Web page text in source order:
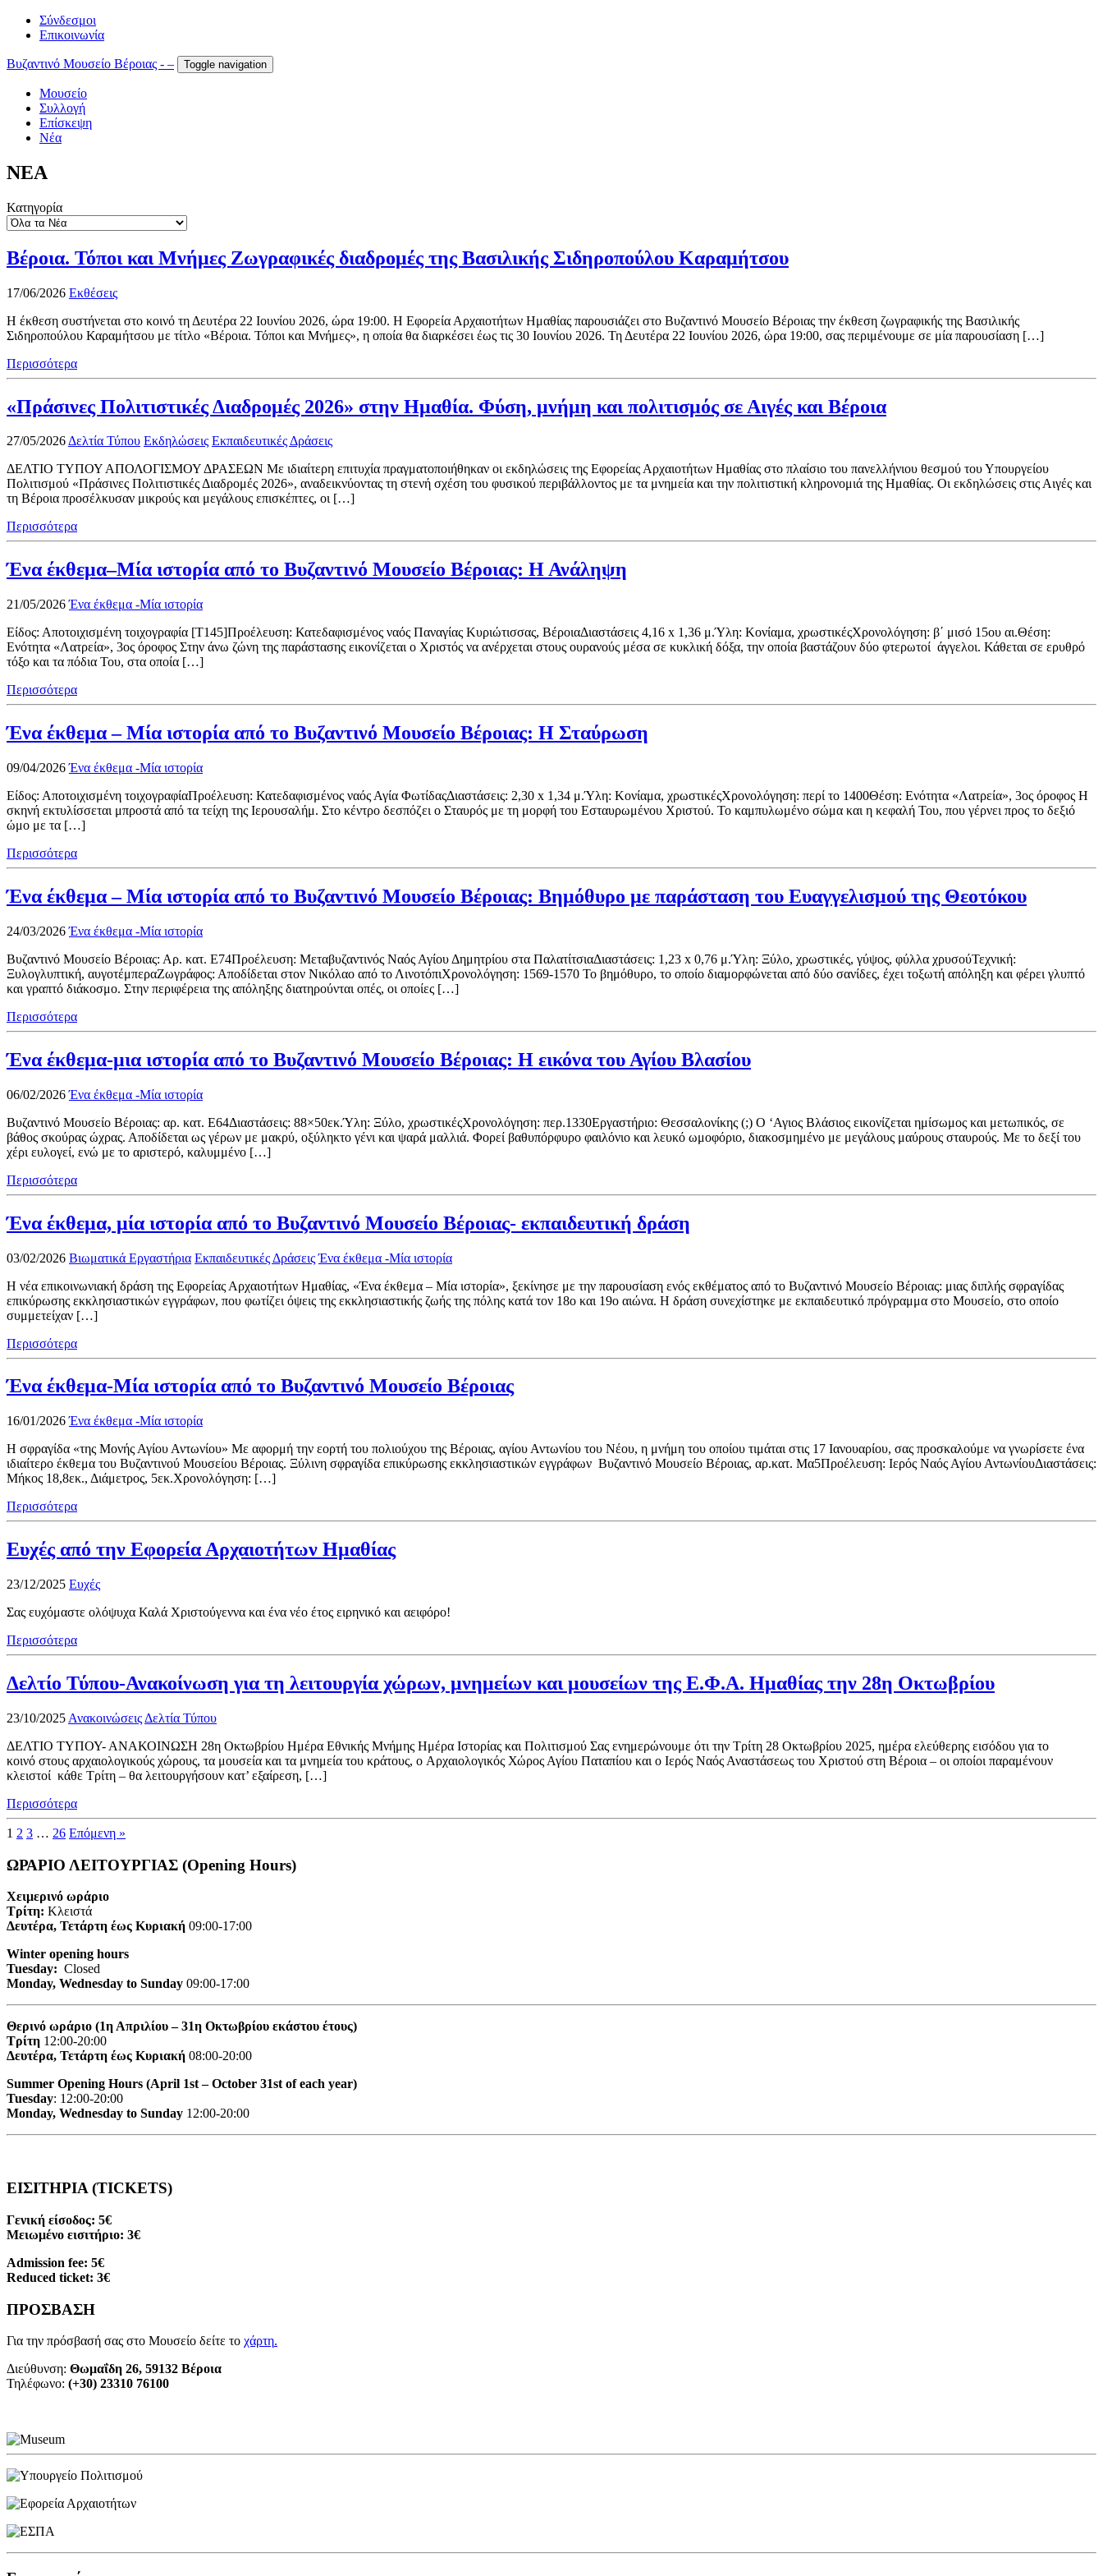
Σύνδεσμοι
Επικοινωνία
Βυζαντινό Μουσείο Βέροιας - – Toggle navigation
Μουσείο
Συλλογή
Επίσκεψη
Νέα
ΝΕΑ
Κατηγορία
Βέροια. Τόποι και Μνήμες Ζωγραφικές διαδρομές της Βασιλικής Σιδηροπούλου Καραμήτσου
17/06/2026 Εκθέσεις
Η έκθεση συστήνεται στο κοινό τη Δευτέρα 22 Ιουνίου 2026, ώρα 19:00. Η Εφορεία Αρχαιοτήτων Ημαθίας παρουσιάζει στο Βυζαντινό Μουσείο Βέροιας την έκθεση ζωγραφικής της Βασιλικής
Σιδηροπούλου Καραμήτσου με τίτλο «Βέροια. Τόποι και Μνήμες», η οποία θα διαρκέσει έως τις 30 Ιουνίου 2026. Τη Δευτέρα 22 Ιουνίου 2026, ώρα 19:00, σας περιμένουμε σε μία παρουσίαση […]
Περισσότερα
«Πράσινες Πολιτιστικές Διαδρομές 2026» στην Ημαθία. Φύση, μνήμη και πολιτισμός σε Αιγές και Βέροια
27/05/2026Δελτία Τύπου Εκδηλώσεις Εκπαιδευτικές Δράσεις
ΔΕΛΤΙΟ ΤΥΠΟΥ ΑΠΟΛΟΓΙΣΜΟΥ ΔΡΑΣΕΩΝ Με ιδιαίτερη επιτυχία πραγματοποιήθηκαν οι εκδηλώσεις της Εφορείας Αρχαιοτήτων Ημαθίας στο πλαίσιο του πανελλήνιου θεσμού του Υπουργείου
Πολιτισμού «Πράσινες Πολιτιστικές Διαδρομές 2026», αναδεικνύοντας τη στενή σχέση του φυσικού περιβάλλοντος με τα μνημεία και την πολιτιστική κληρονομιά της Ημαθίας. Οι εκδηλώσεις στις Αιγές και
τη Βέροια προσέλκυσαν μικρούς και μεγάλους επισκέπτες, οι […]
Περισσότερα
Ένα έκθεμα–Μία ιστορία από το Βυζαντινό Μουσείο Βέροιας: Η Ανάληψη
21/05/2026 Ένα έκθεμα -Μία ιστορία
Είδος: Αποτοιχισμένη τοιχογραφία [Τ145]Προέλευση: Κατεδαφισμένος ναός Παναγίας Κυριώτισσας, ΒέροιαΔιαστάσεις 4,16 x 1,36 μ.Ύλη: Κονίαμα, χρωστικέςΧρονολόγηση: β΄ μισό 15ου αι.Θέση:
Ενότητα «Λατρεία», 3ος όροφος Στην άνω ζώνη της παράστασης εικονίζεται ο Χριστός να ανέρχεται στους ουρανούς μέσα σε κυκλική δόξα, την οποία βαστάζουν δύο φτερωτοί άγγελοι. Κάθεται σε ερυθρό
τόξο και τα πόδια Του, στα οποία […]
Περισσότερα
Ένα έκθεμα – Μία ιστορία από το Βυζαντινό Μουσείο Βέροιας: Η Σταύρωση
09/04/2026 Ένα έκθεμα -Μία ιστορία
Είδος: Αποτοιχισμένη τοιχογραφίαΠροέλευση: Κατεδαφισμένος ναός Αγία ΦωτίδαςΔιαστάσεις: 2,30 x 1,34 μ.Ύλη: Κονίαμα, χρωστικέςΧρονολόγηση: περί το 1400Θέση: Ενότητα «Λατρεία», 3ος όροφος Η
σκηνή εκτυλίσσεται μπροστά από τα τείχη της Ιερουσαλήμ. Στο κέντρο δεσπόζει ο Σταυρός με τη μορφή του Εσταυρωμένου Χριστού. Το καμπυλωμένο σώμα και η κεφαλή Του, που γέρνει προς το δεξιό
ώμο με τα […]
Περισσότερα
Ένα έκθεμα – Μία ιστορία από το Βυζαντινό Μουσείο Βέροιας: Βημόθυρο με παράσταση του Ευαγγελισμού της Θεοτόκου
24/03/2026 Ένα έκθεμα -Μία ιστορία
Βυζαντινό Μουσείο Βέροιας: Αρ. κατ. Ε74Προέλευση: Μεταβυζαντινός Ναός Αγίου Δημητρίου στα ΠαλατίτσιαΔιαστάσεις: 1,23 x 0,76 μ.Ύλη: Ξύλο, χρωστικές, γύψος, φύλλα χρυσούΤεχνική:
Ξυλογλυπτική, αυγοτέμπεραΖωγράφος: Αποδίδεται στον Νικόλαο από το ΛινοτόπιΧρονολόγηση: 1569-1570 Το βημόθυρο, το οποίο διαμορφώνεται από δύο σανίδες, έχει τοξωτή απόληξη και φέρει γλυπτό
και γραπτό διάκοσμο. Στην περιφέρεια της απόληξης διατηρούνται οπές, οι οποίες […]
Περισσότερα
Ένα έκθεμα-μια ιστορία από το Βυζαντινό Μουσείο Βέροιας: Η εικόνα του Αγίου Βλασίου
06/02/2026 Ένα έκθεμα -Μία ιστορία
Βυζαντινό Μουσείο Βέροιας: αρ. κατ. Ε64Διαστάσεις: 88×50εκ.Ύλη: Ξύλο, χρωστικέςΧρονολόγηση: περ.1330Εργαστήριο: Θεσσαλονίκης (;) Ο ‘Αγιος Βλάσιος εικονίζεται ημίσωμος και μετωπικός, σε
βάθος σκούρας ώχρας. Αποδίδεται ως γέρων με μακρύ, οξύληκτο γένι και ψαρά μαλλιά. Φορεί βαθυπόρφυρο φαιλόνιο και λευκό ωμοφόριο, διακοσμημένο με μεγάλους μαύρους σταυρούς. Με το δεξί του
χέρι ευλογεί, ενώ με το αριστερό, καλυμμένο […]
Περισσότερα
Ένα έκθεμα, μία ιστορία από το Βυζαντινό Μουσείο Βέροιας- εκπαιδευτική δράση
03/02/2026 Βιωματικά Εργαστήρια Εκπαιδευτικές Δράσεις Ένα έκθεμα -Μία ιστορία
Η νέα επικοινωνιακή δράση της Εφορείας Αρχαιοτήτων Ημαθίας, «Ένα έκθεμα – Μία ιστορία», ξεκίνησε με την παρουσίαση ενός εκθέματος από το Βυζαντινό Μουσείο Βέροιας: μιας διπλής σφραγίδας
επικύρωσης εκκλησιαστικών εγγράφων, που φωτίζει όψεις της εκκλησιαστικής ζωής της πόλης κατά τον 18ο και 19ο αιώνα. Η δράση συνεχίστηκε με εκπαιδευτικό πρόγραμμα στο Μουσείο, στο οποίο
συμμετείχαν […]
Περισσότερα
Ένα έκθεμα-Μία ιστορία από το Βυζαντινό Μουσείο Βέροιας
16/01/2026 Ένα έκθεμα -Μία ιστορία
H σφραγίδα «της Μονής Αγίου Αντωνίου» Με αφορμή την εορτή του πολιούχου της Βέροιας, αγίου Αντωνίου του Νέου, η μνήμη του οποίου τιμάται στις 17 Ιανουαρίου, σας προσκαλούμε να γνωρίσετε ένα
ιδιαίτερο έκθεμα του Βυζαντινού Μουσείου Βέροιας. Ξύλινη σφραγίδα επικύρωσης εκκλησιαστικών εγγράφων Βυζαντινό Μουσείο Βέροιας, αρ.κατ. Μα5Προέλευση: Ιερός Ναός Αγίου ΑντωνίουΔιαστάσεις:
Μήκος 18,8εκ., Διάμετρος, 5εκ.Χρονολόγηση: […]
Περισσότερα
Ευχές από την Εφορεία Αρχαιοτήτων Ημαθίας
23/12/2025 Ευχές
Σας ευχόμαστε ολόψυχα Καλά Χριστούγεννα και ένα νέο έτος ειρηνικό και αειφόρο!
Περισσότερα
Δελτίο Τύπου-Ανακοίνωση για τη λειτουργία χώρων, μνημείων και μουσείων της Ε.Φ.Α. Ημαθίας την 28η Οκτωβρίου
23/10/2025 Ανακοινώσεις Δελτία Τύπου
ΔΕΛΤΙΟ ΤΥΠΟΥ- ΑΝΑΚΟΙΝΩΣΗ 28η Οκτωβρίου Ημέρα Εθνικής Μνήμης Ημέρα Ιστορίας και Πολιτισμού Σας ενημερώνουμε ότι την Τρίτη 28 Οκτωβρίου 2025, ημέρα ελεύθερης εισόδου για το
κοινό στους αρχαιολογικούς χώρους, τα μουσεία και τα μνημεία του κράτους, ο Αρχαιολογικός Χώρος Αγίου Παταπίου και ο Ιερός Ναός Αναστάσεως του Χριστού στη Βέροια – οι οποίοι παραμένουν
κλειστοί κάθε Τρίτη – θα λειτουργήσουν κατ’ εξαίρεση, […]
Περισσότερα
1 2 3 … 26 Επόμενη »
ΩΡΑΡΙΟ ΛΕΙΤΟΥΡΓΙΑΣ (Opening Hours)
Χειμερινό ωράριο
Τρίτη: Κλειστά
Δευτέρα, Τετάρτη έως Κυριακή 09:00-17:00
Winter opening hours
Tuesday: Closed
Monday, Wednesday to Sunday 09:00-17:00
Θερινό ωράριο (1η Απριλίου – 31η Οκτωβρίου εκάστου έτους)
Τρίτη 12:00-20:00
Δευτέρα, Τετάρτη έως Κυριακή 08:00-20:00
Summer Opening Hours (April 1st – October 31st of each year)
Tuesday: 12:00-20:00
Monday, Wednesday to Sunday 12:00-20:00
ΕΙΣΙΤΗΡΙΑ (TICKETS)
Γενική είσοδος: 5€
Μειωμένο εισιτήριο: 3€
Admission fee: 5€
Reduced ticket: 3€
ΠΡΟΣΒΑΣΗ
Για την πρόσβασή σας στο Μουσείο δείτε το χάρτη.
Διεύθυνση: Θωμαΐδη 26, 59132 Βέροια
Τηλέφωνο: (+30) 23310 76100